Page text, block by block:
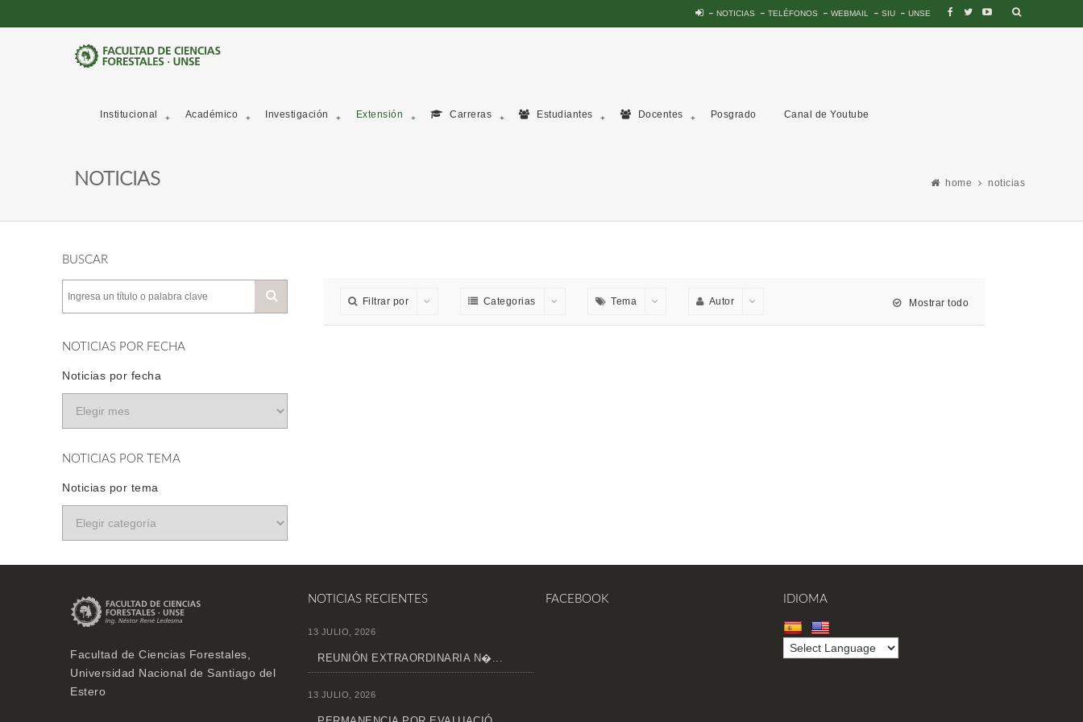
NOTICIAS TELÉFONOS WEBMAIL SIU UNSE
Institucional Académico Investigación Extensión Carreras Estudiantes Docentes Posgrado Canal de Youtube
NOTICIAS home noticias
BUSCAR
NOTICIAS POR FECHA
Noticias por fecha
NOTICIAS POR TEMA
Noticias por tema
Filtrar por Categorias Tema Autor Mostrar todo
Facultad de Ciencias Forestales,
Universidad Nacional de Santiago del
Estero
NOTICIAS RECIENTES
13 JULIO, 2026
REUNIÓN EXTRAORDINARIA N�...
13 JULIO, 2026
FACEBOOK IDIOMA